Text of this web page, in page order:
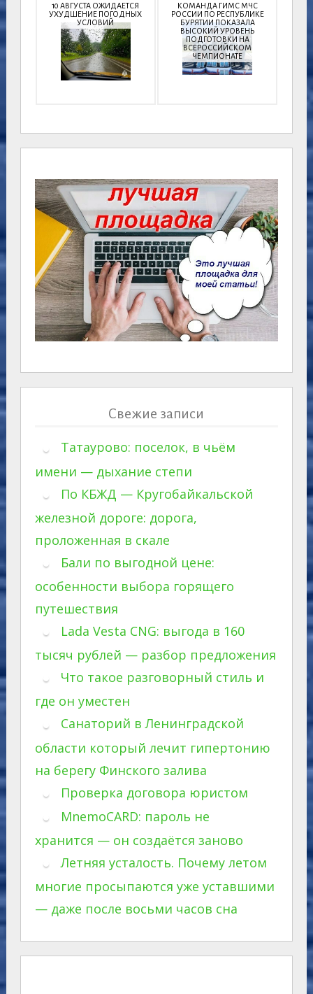
10 АВГУСТА ОЖИДАЕТСЯ
УХУДШЕНИЕ ПОГОДНЫХ
УСЛОВИЙ
КОМАНДА ГИМС МЧС
РОССИИ ПО РЕСПУБЛИКЕ
БУРЯТИИ ПОКАЗАЛА
ВЫСОКИЙ УРОВЕНЬ
ПОДГОТОВКИ НА
ВСЕРОССИЙСКОМ
ЧЕМПИОНАТЕ
Свежие записи
Татаурово: поселок, в чьём
имени — дыхание степи
По КБЖД — Кругобайкальской
железной дороге: дорога,
проложенная в скале
Бали по выгодной цене:
особенности выбора горящего
путешествия
Lada Vesta CNG: выгода в 160
тысяч рублей — разбор предложения
Что такое разговорный стиль и
где он уместен
Санаторий в Ленинградской
области который лечит гипертонию
на берегу Финского залива
Проверка договора юристом
MnemoCARD: пароль не
хранится — он создаётся заново
Летняя усталость. Почему летом
многие просыпаются уже уставшими
— даже после восьми часов сна